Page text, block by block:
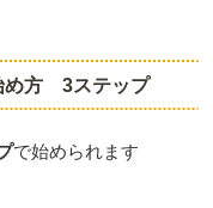
め方 3ステップ
で始められます